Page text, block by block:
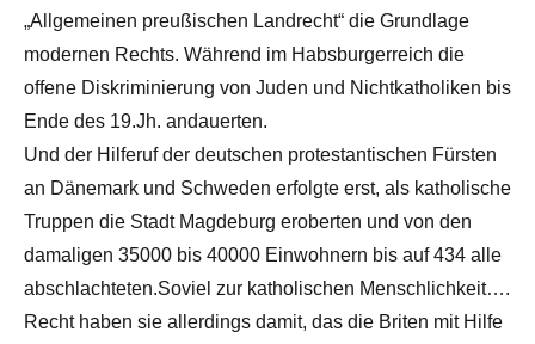
„Allgemeinen preußischen Landrecht“ die Grundlage
modernen Rechts. Während im Habsburgerreich die
offene Diskriminierung von Juden und Nichtkatholiken bis
Ende des 19.Jh. andauerten.
Und der Hilferuf der deutschen protestantischen Fürsten
an Dänemark und Schweden erfolgte erst, als katholische
Truppen die Stadt Magdeburg eroberten und von den
damaligen 35000 bis 40000 Einwohnern bis auf 434 alle
abschlachteten.Soviel zur katholischen Menschlichkeit….
Recht haben sie allerdings damit, das die Briten mit Hilfe